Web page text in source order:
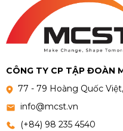
CÔNG TY CP TẬP ĐOÀN
77 - 79 Hoàng Quốc
info@mcst.vn
(+84) 98 235 4540